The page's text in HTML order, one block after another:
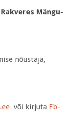
Rakveres Mängu-
nõustaja,
või kirjuta Fb-